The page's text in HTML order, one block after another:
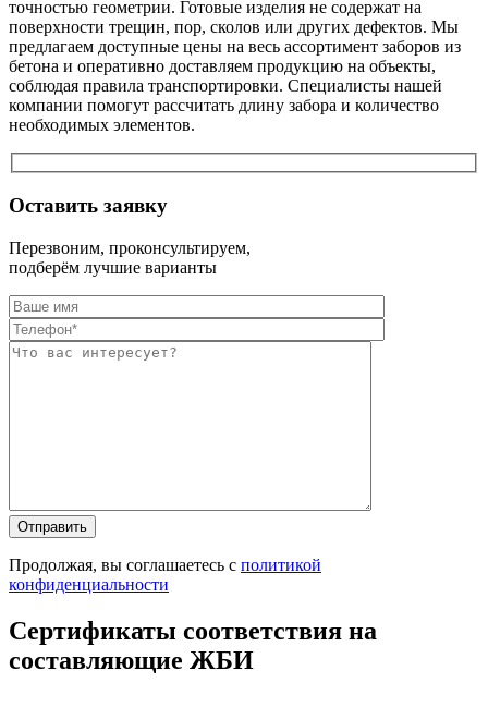
точностью геометрии. Готовые изделия не содержат на
поверхности трещин, пор, сколов или других дефектов. Мы
предлагаем доступные цены на весь ассортимент заборов из
бетона и оперативно доставляем продукцию на объекты,
соблюдая правила транспортировки. Специалисты нашей
компании помогут рассчитать длину забора и количество
необходимых элементов.
Оставить заявку
Перезвоним, проконсультируем,
подберём лучшие варианты
Оставьте это
Оставьте это
Продолжая, вы соглашаетесь с политикой
конфиденциальности
Сертификаты соответствия на
составляющие ЖБИ